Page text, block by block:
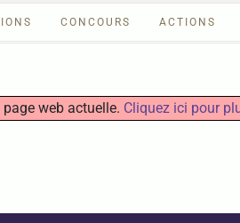
CONCOURS ACTIONS
web actuelle. Cliquez ici pour